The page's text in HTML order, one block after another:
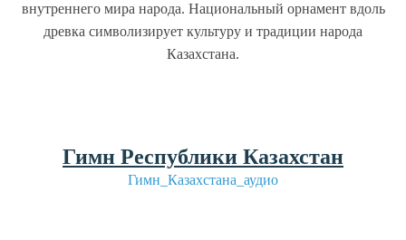
внутреннего мира народа. Национальный орнамент вдоль
древка символизирует культуру и традиции народа
Казахстана.
Гимн Республики Казахстан
Гимн_Казахстана_аудио